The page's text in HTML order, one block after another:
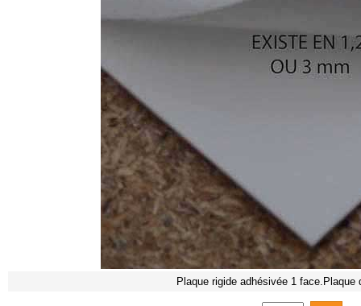
Plaque rigide adhésivée 1 face.Plaque